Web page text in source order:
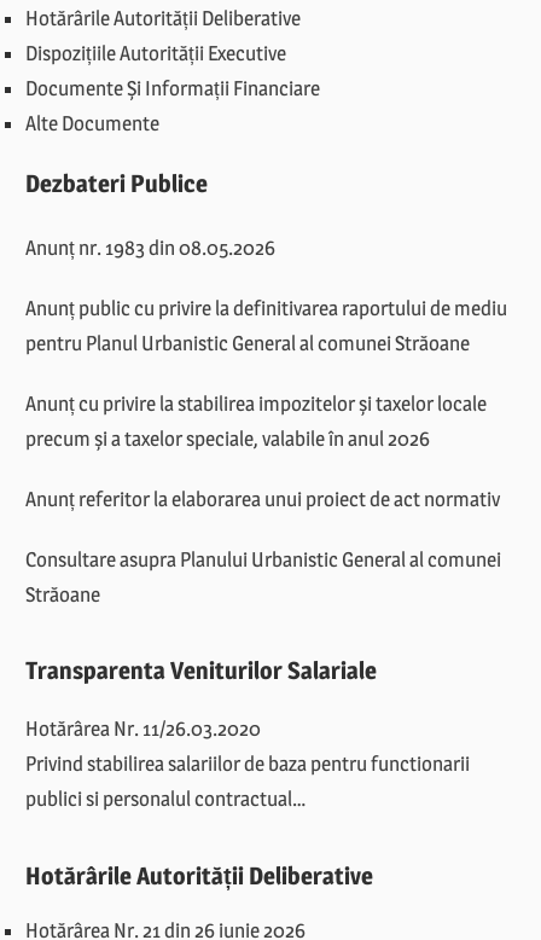
Hotărârile Autorității Deliberative
Dispozițiile Autorității Executive
Documente Și Informații Financiare
Alte Documente
Dezbateri Publice
Anunț nr. 1983 din 08.05.2026
Anunț public cu privire la definitivarea raportului de mediu
pentru Planul Urbanistic General al comunei Străoane
Anunț cu privire la stabilirea impozitelor și taxelor locale
precum și a taxelor speciale, valabile în anul 2026
Anunț referitor la elaborarea unui proiect de act normativ
Consultare asupra Planului Urbanistic General al comunei
Străoane
Transparenta Veniturilor Salariale
Hotărârea Nr. 11/26.03.2020
Privind stabilirea salariilor de baza pentru functionarii
publici si personalul contractual…
Hotărârile Autorității Deliberative
Hotărârea Nr. 21 din 26 iunie 2026